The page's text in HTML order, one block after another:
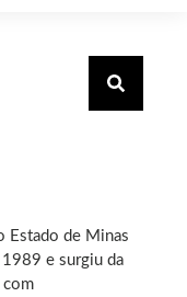
Estado de Minas
e surgiu da
com